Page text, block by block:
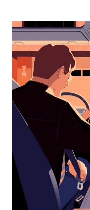
seçmek
aşağı
ok
tuşuna
basın.
Takvimi
kapatmak
için
escape
tuşuna
basın.